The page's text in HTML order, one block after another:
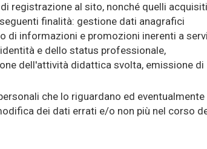
registrazione al sito, nonché quelli
finalità: gestione dati anagrafici
di informazioni e promozioni inerenti a
e dello status professionale,
dell'attività didattica svolta, emissione di
che lo riguardano ed eventualmente
dei dati errati e/o non più nel corso